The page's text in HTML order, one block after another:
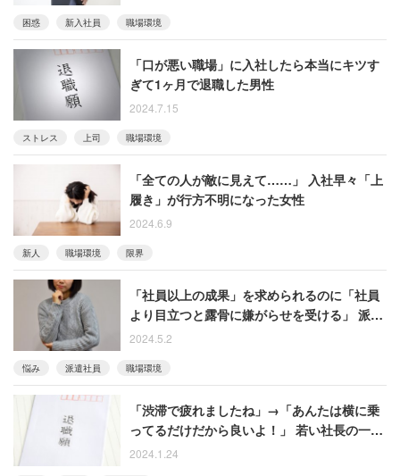
困惑 新入社員 職場環境
「口が悪い職場」に入社したら本当にキツす
ぎて1ヶ月で退職した男性
2024.7.15
ストレス 上司 職場環境
「全ての人が敵に見えて……」 入社早々「上
履き」が行方不明になった女性
2024.6.9
新人 職場環境 限界
「社員以上の成果」を求められるのに「社員
より目立つと露骨に嫌がらせを受ける」 派遣
社員たちの不満
2024.5.2
悩み 派遣社員 職場環境
「渋滞で疲れましたね」→「あんたは横に乗
ってるだけだから良いよ！」 若い社長の一言
で3ヶ月で退職した男性
2024.1.24